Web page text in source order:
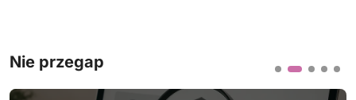
Nie przegap